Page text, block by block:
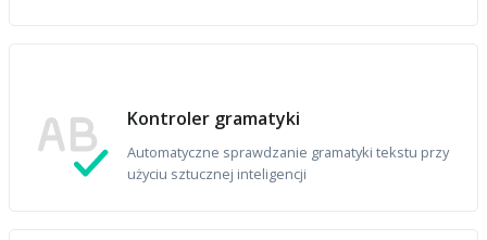
Kontroler gramatyki
Automatyczne sprawdzanie gramatyki tekstu przy
użyciu sztucznej inteligencji